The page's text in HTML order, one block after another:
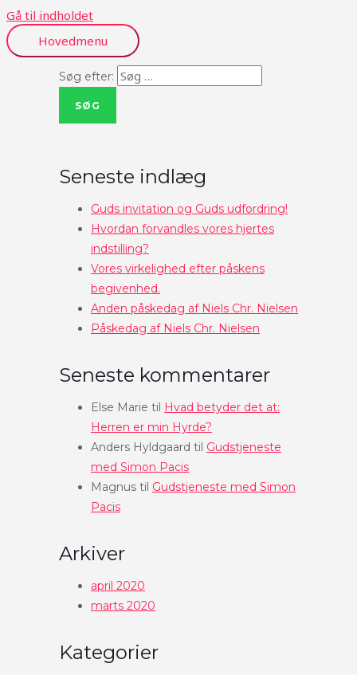
Gå til indholdet
Hovedmenu
Søg efter:
Seneste indlæg
Guds invitation og Guds udfordring!
Hvordan forvandles vores hjertes
indstilling?
Vores virkelighed efter påskens
begivenhed.
Anden påskedag af Niels Chr. Nielsen
Påskedag af Niels Chr. Nielsen
Seneste kommentarer
Else Marie til Hvad betyder det at:
Herren er min Hyrde?
Anders Hyldgaard til Gudstjeneste
med Simon Pacis
Magnus til Gudstjeneste med Simon
Pacis
Arkiver
april 2020
marts 2020
Kategorier